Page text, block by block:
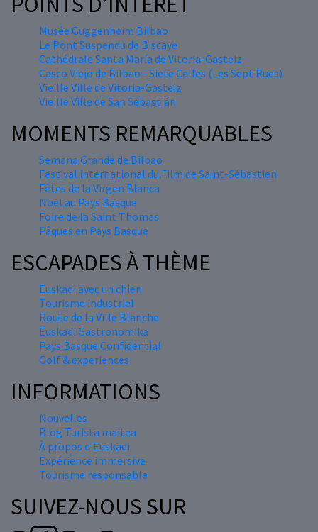
Musée Guggenheim Bilbao
Le Pont Suspendu de Biscaye
Cathédrale Santa María de Vitoria-Gasteiz
Casco Viejo de Bilbao - Siete Calles (Les Sept Rues)
Vieille Ville de Vitoria-Gasteiz
Vieille Ville de San Sebastián
MOMENTS REMARQUABLES
Semana Grande de Bilbao
Festival international du Film de Saint-Sébastien
Fêtes de la Virgen Blanca
Nöel au Pays Basque
Foire de la Saint Thomas
Pâques en Pays Basque
ESCAPADES À THÈME
Euskadi avec un chien
Tourisme industriel
Route de la Ville Blanche
Euskadi Gastronomika
Pays Basque Confidential
Golf & experiences
INFORMATIONS
Nouvelles
Blog Turista maitea
À propos d'Euskadi
Expérience immersive
Tourisme responsable
SUIVEZ-NOUS SUR